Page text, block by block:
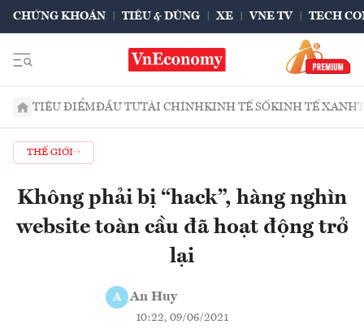
CHỨNG KHOÁN TIÊU & DÙNG XE VNE TV TECH
TIÊU ĐIỂMĐẦU TƯTÀI CHÍNHKINH TẾ SỐKINH TẾ XANH
THẾ GIỚI
Không phải bị “hack”, hàng nghìn
website toàn cầu đã hoạt động trở
lại
A An Huy
10:22, 09/06/2021